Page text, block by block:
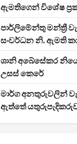
ඇමතිගෙන් විශේෂ
පාර්ලිමේන්තු මන්ත්‍රී
සංවර්ධන නි. ඇමති
ශානි අබේසේකර
උසස් කෙරේ
මාර්ග අනතුරුවලින්
ඇත්තේ